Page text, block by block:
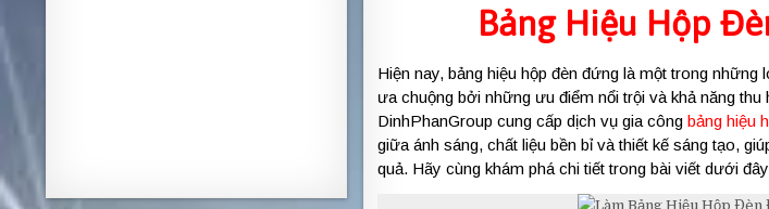
Bảng Hiệu Hộp
Hiện nay, bảng hiệu hộp đèn đứng là một trong
ưa chuộng bởi những ưu điểm nổi trội và khả năng
DinhPhanGroup cung cấp dịch vụ gia côngbảng hiệu
giữa ánh sáng, chất liệu bền bỉ và thiết kế sáng tạo,
quả. Hãy cùng khám phá chi tiết trong bài viết dưới